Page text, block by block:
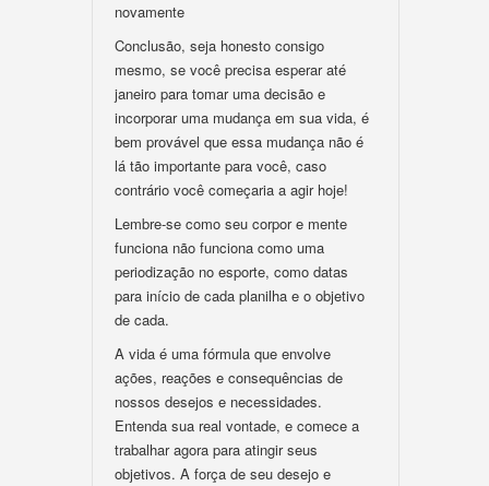
novamente
Conclusão, seja honesto consigo
mesmo, se você precisa esperar até
janeiro para tomar uma decisão e
incorporar uma mudança em sua vida, é
bem provável que essa mudança não é
lá tão importante para você, caso
contrário você começaria a agir hoje!
Lembre-se como seu corpor e mente
funciona não funciona como uma
periodização no esporte, como datas
para início de cada planilha e o objetivo
de cada.
A vida é uma fórmula que envolve
ações, reações e consequências de
nossos desejos e necessidades.
Entenda sua real vontade, e comece a
trabalhar agora para atingir seus
objetivos. A força de seu desejo e